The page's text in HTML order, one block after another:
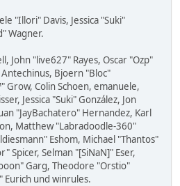
"Illori" Davis, Jessica "Suki"
Wagner.
John "live627" Rayes, Oscar "Ozp"
Bjoern "Bloc"
Grow, Colin Schoen, emanuele,
Jessica "Suki" González, Jon
"JayBachatero" Hernandez, Karl
Matthew "Labradoodle-360"
Eshom, Michael "Thantos"
Spicer, Selman "[SiNaN]" Eser,
Garg, Theodore "Orstio"
Eurich und winrules.